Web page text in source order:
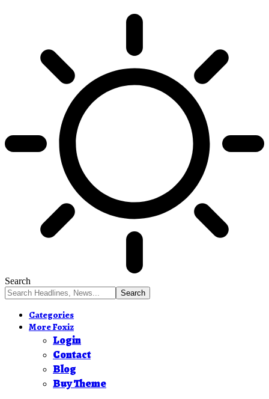
Search
Categories
More Foxiz
Login
Contact
Blog
Buy Theme